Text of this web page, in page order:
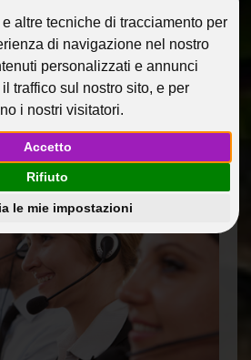
altre tecniche di tracciamento per
di navigazione nel nostro
personalizzati e annunci
traffico sul nostro sito, e per
i nostri visitatori.
Accetto
Rifiuto
le mie impostazioni
A
LA NEW
Riccobono